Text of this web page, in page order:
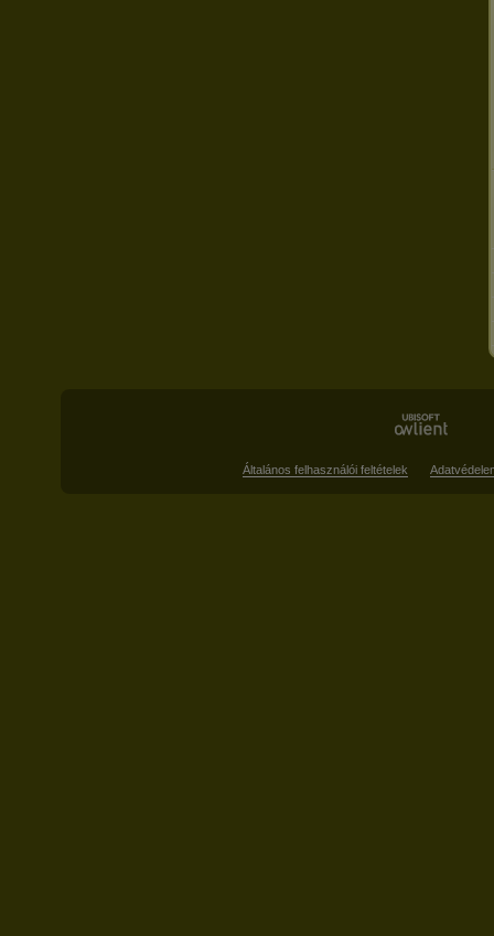
Általános felhasználói feltételek